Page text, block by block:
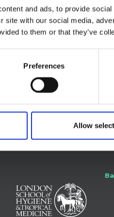
and ads, to provide
site with our social media,
to them or that they’ve
Preferences
Allow
avec nous